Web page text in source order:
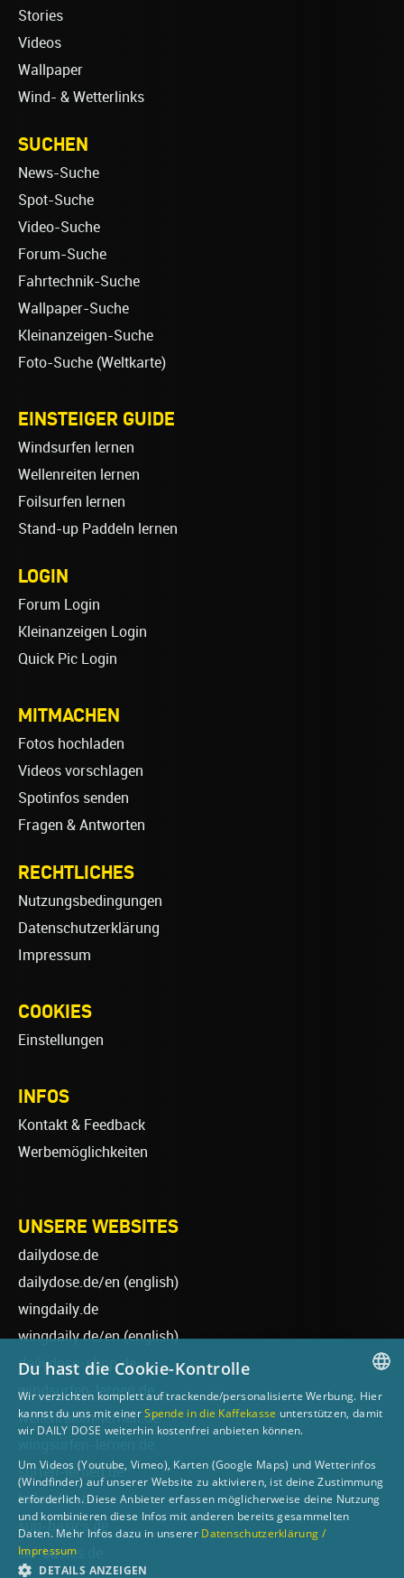
Stories
Videos
Wallpaper
Wind- & Wetterlinks
SUCHEN
News-Suche
Spot-Suche
Video-Suche
Forum-Suche
Fahrtechnik-Suche
Wallpaper-Suche
Kleinanzeigen-Suche
Foto-Suche (Weltkarte)
EINSTEIGER GUIDE
Windsurfen lernen
Wellenreiten lernen
Foilsurfen lernen
Stand-up Paddeln lernen
LOGIN
Forum Login
Kleinanzeigen Login
Quick Pic Login
MITMACHEN
Fotos hochladen
Videos vorschlagen
Spotinfos senden
Fragen & Antworten
RECHTLICHES
Nutzungsbedingungen
Datenschutzerklärung
Impressum
COOKIES
Einstellungen
INFOS
Kontakt & Feedback
Werbemöglichkeiten
UNSERE WEBSITES
dailydose.de
dailydose.de/en (english)
wingdaily.de
wingdaily.de/en(english)
dailydose-shop.de
windsurfen-lernen.de
wellenreiten-lernen.de
surfen-lernen.de
foilsurfen.de
sup-basics.de
ski-basics.de
GERMAN
Du hast die Cookie-Kontrolle
Wir verzichten komplett auf trackende/personalisierte Werbung. Hier
kannst du uns mit einerSpende in die Kaffekasse unterstützen, damit
wir DAILY DOSE weiterhin kostenfrei anbieten können.
Um Videos (Youtube, Vimeo), Karten (Google Maps) und Wetterinfos
(Windfinder) auf unserer Website zu aktivieren, ist deine Zustimmung
erforderlich. Diese Anbieter erfassen möglicherweise deine Nutzung
und kombinieren diese Infos mit anderen bereits gesammelten
Daten. Mehr Infos dazu in unserer Datenschutzerklärung /
Impressum
DETAILS ANZEIGEN